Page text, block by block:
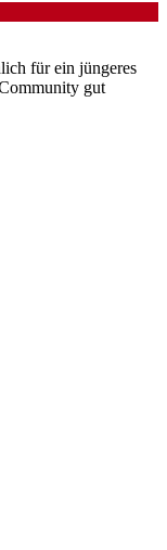
für ein jüngeres
gut